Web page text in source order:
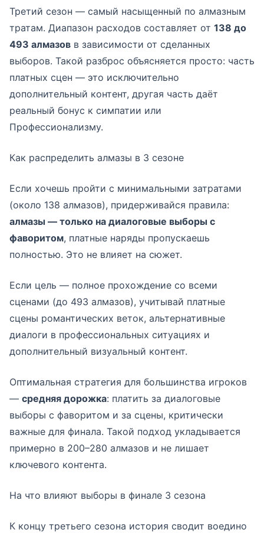
Третий сезон — самый насыщенный по алмазным
тратам. Диапазон расходов составляет от 138 до
493 алмазов в зависимости от сделанных
выборов. Такой разброс объясняется просто: часть
платных сцен — это исключительно
дополнительный контент, другая часть даёт
реальный бонус к симпатии или
Профессионализму.
Как распределить алмазы в 3 сезоне
Если хочешь пройти с минимальными затратами
(около 138 алмазов), придерживайся правила:
алмазы — только на диалоговые выборы с
фаворитом, платные наряды пропускаешь
полностью. Это не влияет на сюжет.
Если цель — полное прохождение со всеми
сценами (до 493 алмазов), учитывай платные
сцены романтических веток, альтернативные
диалоги в профессиональных ситуациях и
дополнительный визуальный контент.
Оптимальная стратегия для большинства игроков
— средняя дорожка: платить за диалоговые
выборы с фаворитом и за сцены, критически
важные для финала. Такой подход укладывается
примерно в 200–280 алмазов и не лишает
ключевого контента.
На что влияют выборы в финале 3 сезона
К концу третьего сезона история сводит воедино